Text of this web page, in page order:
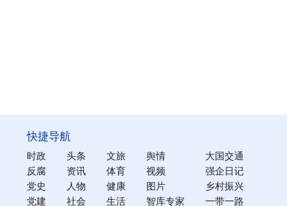
快捷导航
时政
反腐
党史
党建
头条
资讯
人物
社会
文旅
体育
健康
生活
舆情
视频
图片
智库专家
大国交通
强企日记
乡村振兴
一带一路